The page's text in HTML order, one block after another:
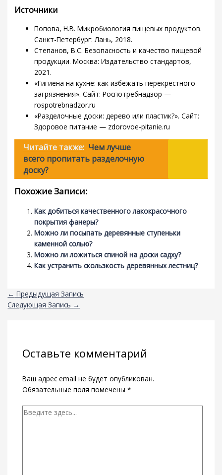
Источники
Попова, Н.В. Микробиология пищевых продуктов.
Санкт-Петербург: Лань, 2018.
Степанов, В.С. Безопасность и качество пищевой
продукции. Москва: Издательство стандартов,
2021.
«Гигиена на кухне: как избежать перекрестного
загрязнения». Сайт: Роспотребнадзор —
rospotrebnadzor.ru
«Разделочные доски: дерево или пластик?». Сайт:
Здоровое питание — zdorovoe-pitanie.ru
Читайте также: Чем лучше
всего пропитать разделочную
доску?
Похожие Записи:
Как добиться качественного лакокрасочного
покрытия фанеры?
Можно ли посыпать деревянные ступеньки
каменной солью?
Можно ли ложиться спиной на доски садху?
Как устранить скользкость деревянных лестниц?
← Предыдущая Запись
Следующая Запись →
Оставьте комментарий
Ваш адрес email не будет опубликован.
Обязательные поля помечены *
Введите